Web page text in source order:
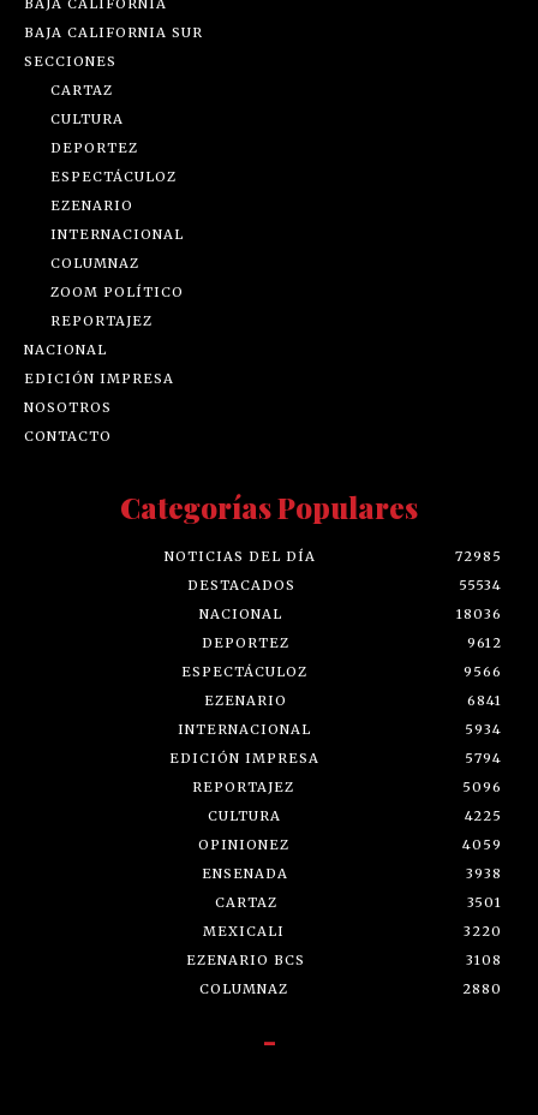
BAJA CALIFORNIA
BAJA CALIFORNIA SUR
SECCIONES
CARTAZ
CULTURA
DEPORTEZ
ESPECTÁCULOZ
EZENARIO
INTERNACIONAL
COLUMNAZ
ZOOM POLÍTICO
REPORTAJEZ
NACIONAL
EDICIÓN IMPRESA
NOSOTROS
CONTACTO
Categorías Populares
NOTICIAS DEL DÍA
72985
DESTACADOS
55534
NACIONAL
18036
DEPORTEZ
9612
ESPECTÁCULOZ
9566
EZENARIO
6841
INTERNACIONAL
5934
EDICIÓN IMPRESA
5794
REPORTAJEZ
5096
CULTURA
4225
OPINIONEZ
4059
ENSENADA
3938
CARTAZ
3501
MEXICALI
3220
EZENARIO BCS
3108
COLUMNAZ
2880
-